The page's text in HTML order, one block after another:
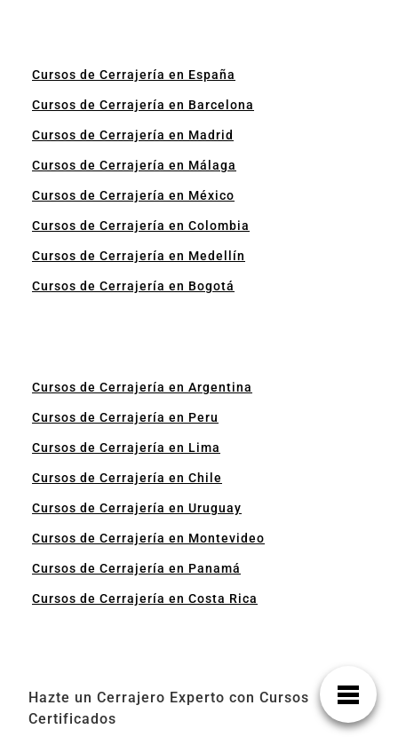
Cursos de Cerrajería en España
Cursos de Cerrajería en Barcelona
Cursos de Cerrajería en Madrid
Cursos de Cerrajería en Málaga
Cursos de Cerrajería en México
Cursos de Cerrajería en Colombia
Cursos de Cerrajería en Medellín
Cursos de Cerrajería en Bogotá
Cursos de Cerrajería en Argentina
Cursos de Cerrajería en Peru
Cursos de Cerrajería en Lima
Cursos de Cerrajería en Chile
Cursos de Cerrajería en Uruguay
Cursos de Cerrajería en Montevideo
Cursos de Cerrajería en Panamá
Cursos de Cerrajería en Costa Rica
Hazte un Cerrajero Experto con Cursos
Certificados